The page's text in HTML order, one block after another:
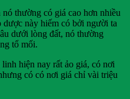
thường có giá cao hơn nhiều
này hiếm có bởi người ta
dưới lòng đất, nó thường
tổ mối.
hiện nay rất ảo giá, có nơi
có có nơi giá chỉ vài triệu